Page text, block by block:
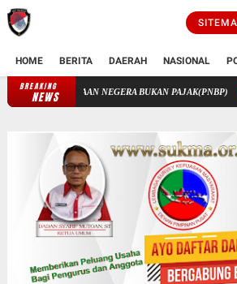
HOME BERITA DAERAH NASIONAL
BREAKING
NEWS PENGELOLAAN KEUANGAN STIK